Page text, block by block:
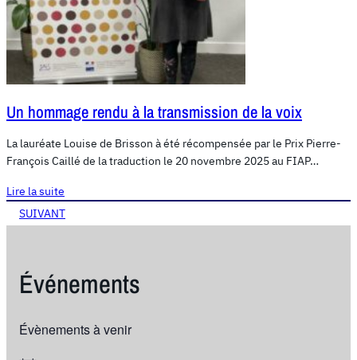
Un hommage rendu à la transmission de la voix
La lauréate Louise de Brisson à été récompensée par le Prix Pierre-
François Caillé de la traduction le 20 novembre 2025 au FIAP…
Lire la suite
SUIVANT
Événements
Évènements à venir